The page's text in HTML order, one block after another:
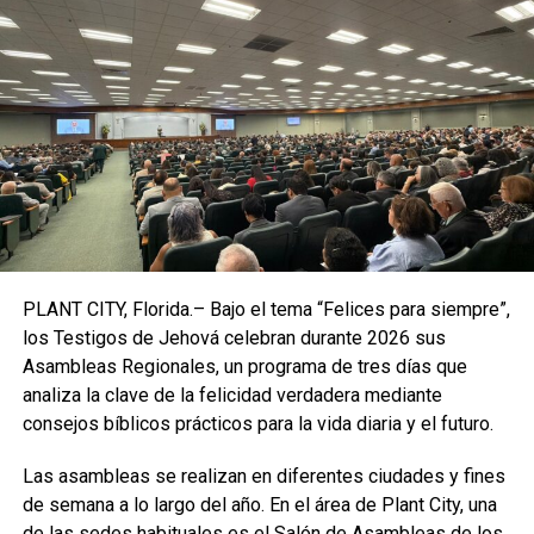
Desde el gobierno afirman que la crisis alimenticia se
debe más que nada a las sanciones económicas y
comerciales impuestas por losEstados Unidosy las
Naciones Unidas y a los desastres naturales que impactan
al país todos los años; sumado a la severa crisis sanitaria
y financiera que golpea al mundo desde 2020.
PLANT CITY, Florida.– Bajo el tema “Felices para siempre”,
los Testigos de Jehová celebran durante 2026 sus
Asambleas Regionales, un programa de tres días que
analiza la clave de la felicidad verdadera mediante
consejos bíblicos prácticos para la vida diaria y el futuro.
Las asambleas se realizan en diferentes ciudades y fines
de semana a lo largo del año. En el área de Plant City, una